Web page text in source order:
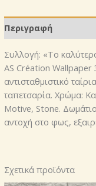
Création
Wallpaper
319422
,
ποσότητα
Περιγραφή
Συλλογή: «Το
AS Création Wallpaper
αντισταθμιστικό
ταπετσαρία. Χρώμα:
Motive, Stone.
αντοχή στο φως,
Σχετικά προϊόντα